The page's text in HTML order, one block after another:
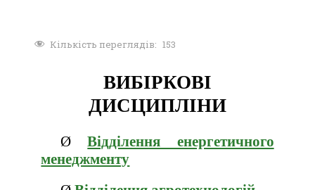
Кількість переглядів: 153
ВИБІРКОВІ
ДИСЦИПЛІНИ
ØВідділення енергетичного
менеджменту